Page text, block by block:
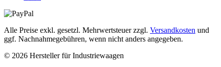
Alle Preise exkl. gesetzl. Mehrwertsteuer zzgl. Versandkosten und
ggf. Nachnahmegebühren, wenn nicht anders angegeben.
© 2026 Hersteller für Industriewaagen